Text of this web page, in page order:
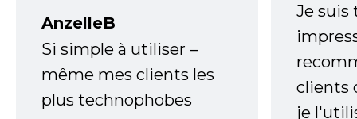
AnzelleB
Si simple à utiliser –
même mes clients les
plus technophobes
Je
clients
je